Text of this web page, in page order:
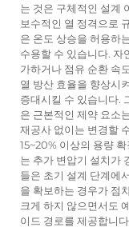
는 것은 구체적인 설계
보수적인 열 정격으로
은 온도 상승을 허용하
수용할 수 있습니다. 자
가하거나 점유 순환 속
열 방산 효율을 향상시
증대시킬 수 있습니다.
은 근본적인 제약 요소
재공사 없이는 변경할
15~20% 이상의 용량
는 추가 변압기 설치가
들은 초기 설계 단계에
을 확보하는 경우가 점
크게 하지 않으면서도
이드 경로를 제공합니